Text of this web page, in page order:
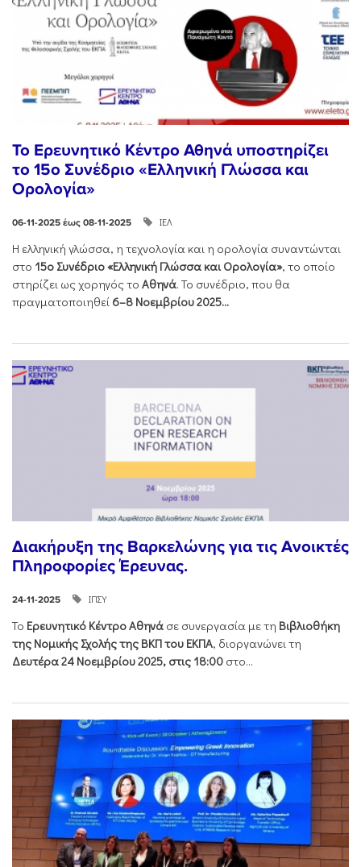
Το Ερευνητικό Κέντρο Αθηνά υποστηρίζει
το 15ο Συνέδριο «Ελληνική Γλώσσα και
Ορολογία»
06-11-2025 έως 08-11-2025 ΙΕΛ
Η ελληνική γλώσσα, η τεχνολογία και η ορολογία συναντώνται
στο 15ο Συνέδριο «Ελληνική Γλώσσα και Ορολογία», το οποίο
στηρίζει ως χορηγός το Αθηνά. Το συνέδριο, που θα
πραγματοποιηθεί 6–8 Νοεμβρίου 2025...
Διακήρυξη της Βαρκελώνης για τις Ανοικτές
Πληροφορίες Έρευνας.
24-11-2025 ΙΠΣΥ
Το Ερευνητικό Κέντρο Αθηνά σε συνεργασία με τη Βιβλιοθήκη
της Νομικής Σχολής της ΒΚΠ του ΕΚΠΑ, διοργανώνει τη
Δευτέρα 24 Νοεμβρίου 2025, στις 18:00 στο...